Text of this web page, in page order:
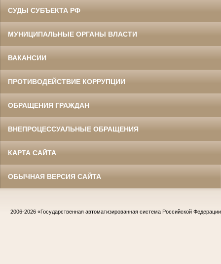
СУДЫ СУБЪЕКТА РФ
МУНИЦИПАЛЬНЫЕ ОРГАНЫ ВЛАСТИ
ВАКАНСИИ
ПРОТИВОДЕЙСТВИЕ КОРРУПЦИИ
ОБРАЩЕНИЯ ГРАЖДАН
ВНЕПРОЦЕССУАЛЬНЫЕ ОБРАЩЕНИЯ
КАРТА САЙТА
ОБЫЧНАЯ ВЕРСИЯ САЙТА
2006-2026 «Государственная автоматизированная система Российской